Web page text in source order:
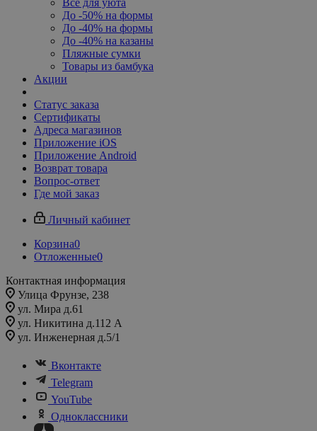
До -50% на формы
До -40% на формы
До -40% на казаны
Пляжные сумки
Товары из бамбука
Акции
Статус заказа
Сертификаты
Адреса магазинов
Приложение iOS
Приложение Android
Возврат товара
Вопрос-ответ
Где мой заказ
Личный кабинет
Корзина0
Отложенные0
Контактная информация
Улица Фрунзе, 238​
ул. Мира д.61
ул. Никитина д.112 А
ул. Инженерная д.5/1
Вконтакте
Telegram
YouTube
Одноклассники